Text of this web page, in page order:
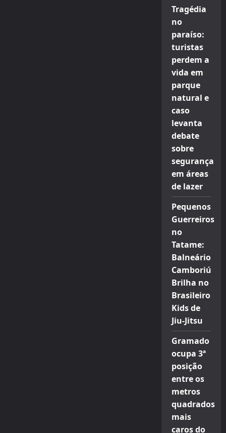
Tragédia
no
paraíso:
turistas
perdem a
vida em
parque
natural e
caso
levanta
debate
sobre
segurança
em áreas
de lazer
Pequenos
Guerreiros
no
Tatame:
Balneário
Camboriú
Brilha no
Brasileiro
Kids de
Jiu-Jitsu
Gramado
ocupa 3ª
posição
entre os
metros
quadrados
mais
caros do